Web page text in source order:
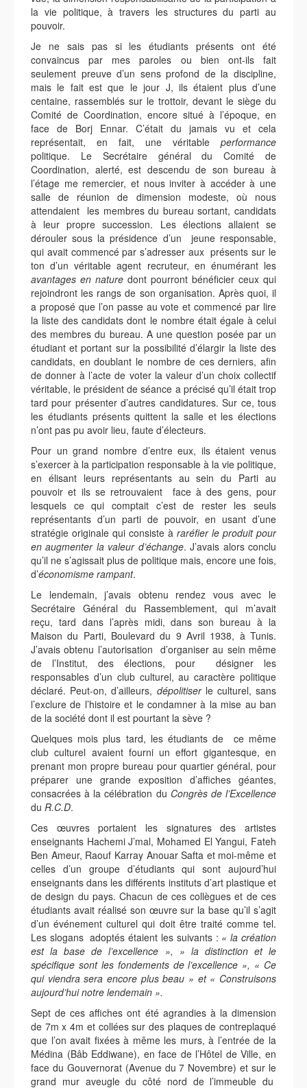
la vie politique, à travers les structures du parti au
pouvoir.
Je ne sais pas si les étudiants présents ont été
convaincus par mes paroles ou bien ont-ils fait
seulement preuve d’un sens profond de la discipline,
mais le fait est que le jour J, ils étaient plus d’une
centaine, rassemblés sur le trottoir, devant le siège du
Comité de Coordination, encore situé à l’époque, en
face de Borj Ennar. C’était du jamais vu et cela
représentait, en fait, une véritable performance
politique. Le Secrétaire général du Comité de
Coordination, alerté, est descendu de son bureau à
l’étage me remercier, et nous inviter à accéder à une
salle de réunion de dimension modeste, où nous
attendaient les membres du bureau sortant, candidats
à leur propre succession. Les élections allaient se
dérouler sous la présidence d’un jeune responsable,
qui avait commencé par s’adresser aux présents sur le
ton d’un véritable agent recruteur, en énumérant les
avantages en nature dont pourront bénéficier ceux qui
rejoindront les rangs de son organisation. Après quoi, il
a proposé que l’on passe au vote et commencé par lire
la liste des candidats dont le nombre était égale à celui
des membres du bureau. A une question posée par un
étudiant et portant sur la possibilité d’élargir la liste des
candidats, en doublant le nombre de ces derniers, afin
de donner à l’acte de voter la valeur d’un choix collectif
véritable, le président de séance a précisé qu’il était trop
tard pour présenter d’autres candidatures. Sur ce, tous
les étudiants présents quittent la salle et les élections
n’ont pas pu avoir lieu, faute d’électeurs.
Pour un grand nombre d’entre eux, ils étaient venus
s’exercer à la participation responsable à la vie politique,
en élisant leurs représentants au sein du Parti au
pouvoir et ils se retrouvaient face à des gens, pour
lesquels ce qui comptait c’est de rester les seuls
représentants d’un parti de pouvoir, en usant d’une
stratégie originale qui consiste à raréfier le produit pour
en augmenter la valeur d’échange. J’avais alors conclu
qu’il ne s’agissait plus de politique mais, encore une fois,
d’économisme rampant.
Le lendemain, j’avais obtenu rendez vous avec le
Secrétaire Général du Rassemblement, qui m’avait
reçu, tard dans l’après midi, dans son bureau à la
Maison du Parti, Boulevard du 9 Avril 1938, à Tunis.
J’avais obtenu l’autorisation d’organiser au sein même
de l’Institut, des élections, pour désigner les
responsables d’un club culturel, au caractère politique
déclaré. Peut-on, d’ailleurs, dépolitiserle culturel, sans
l’exclure de l’histoire et le condamner à la mise au ban
de la société dont il est pourtant la sève ?
Quelques mois plus tard, les étudiants de ce même
club culturel avaient fourni un effort gigantesque, en
prenant mon propre bureau pour quartier général, pour
préparer une grande exposition d’affiches géantes,
consacrées à la célébration du Congrès de l’Excellence
du R.C.D.
Ces œuvres portaient les signatures des artistes
enseignants Hachemi J’mal, Mohamed El Yangui, Fateh
Ben Ameur, Raouf Karray Anouar Safta et moi-même et
celles d’un groupe d’étudiants qui sont aujourd’hui
enseignants dans les différents instituts d’art plastique et
de design du pays. Chacun de ces collègues et de ces
étudiants avait réalisé son œuvre sur la base qu’il s’agit
d’un événement culturel qui doit être traité comme tel.
Les slogans adoptés étaient les suivants : « la création
est la base de l’excellence », » la distinction et le
spécifique sont les fondements de l’excellence », « Ce
qui viendra sera encore plus beau » et « Construisons
aujourd’hui notre lendemain ».
Sept de ces affiches ont été agrandies à la dimension
de 7m x 4m et collées sur des plaques de contreplaqué
que l’on avait fixées à même les murs, à l’entrée de la
Médina (Bâb Eddiwane), en face de l’Hôtel de Ville, en
face du Gouvernorat (Avenue du 7 Novembre) et sur le
grand mur aveugle du côté nord de l’immeuble du